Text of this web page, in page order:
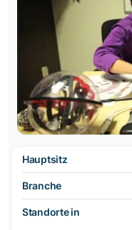
Hauptsitz
Branche
Standorte in